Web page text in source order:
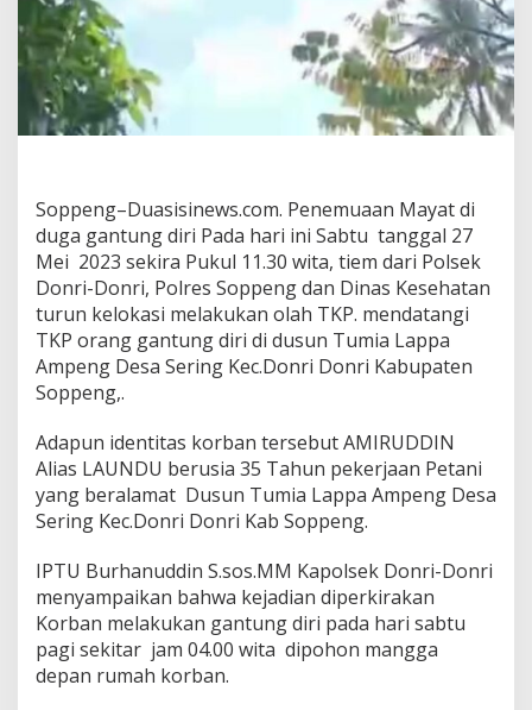
Soppeng–Duasisinews.com. Penemuaan Mayat di
duga gantung diri Pada hari ini Sabtu tanggal 27
Mei 2023 sekira Pukul 11.30 wita, tiem dari Polsek
Donri-Donri, Polres Soppeng dan Dinas Kesehatan
turun kelokasi melakukan olah TKP. mendatangi
TKP orang gantung diri di dusun Tumia Lappa
Ampeng Desa Sering Kec.Donri Donri Kabupaten
Soppeng,.
Adapun identitas korban tersebut AMIRUDDIN
Alias LAUNDU berusia 35 Tahun pekerjaan Petani
yang beralamat Dusun Tumia Lappa Ampeng Desa
Sering Kec.Donri Donri Kab Soppeng.
IPTU Burhanuddin S.sos.MM Kapolsek Donri-Donri
menyampaikan bahwa kejadian diperkirakan
Korban melakukan gantung diri pada hari sabtu
pagi sekitar jam 04.00 wita dipohon mangga
depan rumah korban.